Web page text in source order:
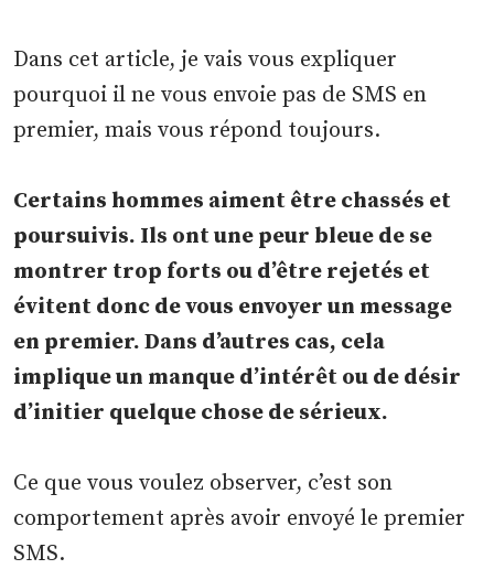
Dans cet article, je vais vous expliquer
pourquoi il ne vous envoie pas de SMS en
premier, mais vous répond toujours.
Certains hommes aiment être chassés et
poursuivis. Ils ont une peur bleue de se
montrer trop forts ou d’être rejetés et
évitent donc de vous envoyer un message
en premier. Dans d’autres cas, cela
implique un manque d’intérêt ou de désir
d’initier quelque chose de sérieux.
Ce que vous voulez observer, c’est son
comportement après avoir envoyé le premier
SMS.